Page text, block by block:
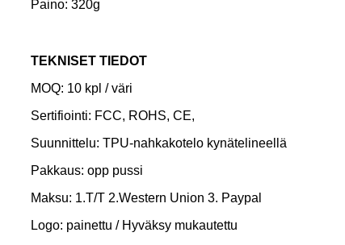
Paino: 320g
TEKNISET TIEDOT
MOQ: 10 kpl / väri
Sertifiointi: FCC, ROHS, CE,
Suunnittelu: TPU-nahkakotelo kynätelineellä
Pakkaus: opp pussi
Maksu: 1.T/T 2.Western Union 3. Paypal
Logo: painettu / Hyväksy mukautettu